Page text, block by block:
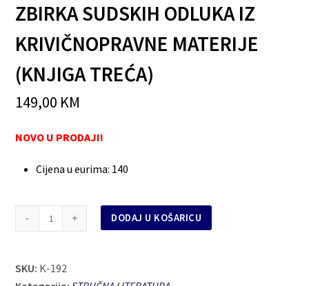
ZBIRKA SUDSKIH ODLUKA IZ
KRIVIČNOPRAVNE MATERIJE
(KNJIGA TREĆA)
149,00 KM
NOVO U PRODAJI!
Cijena u eurima: 140
ZBIRKA
SUDSKIH
IZ
DODAJ U KOŠARICU
SKU: K-192